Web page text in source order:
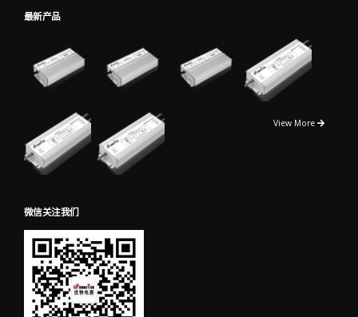
最新产品
View More
微信关注我们